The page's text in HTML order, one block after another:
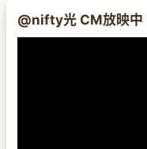
@nifty光 CM放映中